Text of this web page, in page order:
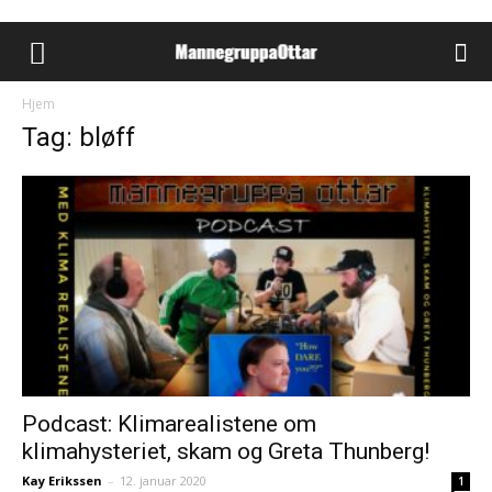
Hjem
Tag: bløff
Podcast: Klimarealistene om
klimahysteriet, skam og Greta Thunberg!
Kay Erikssen – 12. januar 2020 1